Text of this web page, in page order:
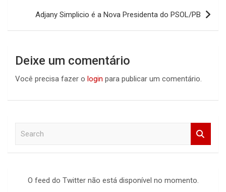
Adjany Simplicio é a Nova Presidenta do PSOL/PB
Deixe um comentário
Você precisa fazer o login para publicar um comentário.
O feed do Twitter não está disponível no momento.